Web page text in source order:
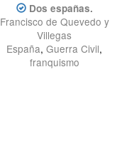
Dos españas.
Francisco de Quevedo y
Villegas
España, Guerra Civil,
franquismo